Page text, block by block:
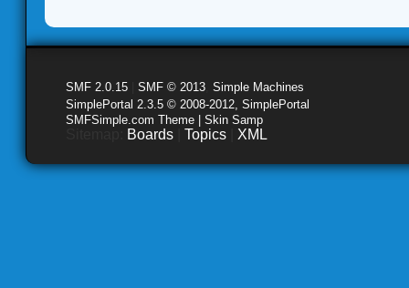
SMF 2.0.15 SMF © 2013 Simple Machines
SimplePortal 2.3.5 © 2008-2012, SimplePortal
SMFSimple.com Theme | Skin Samp
Boards Topics XML